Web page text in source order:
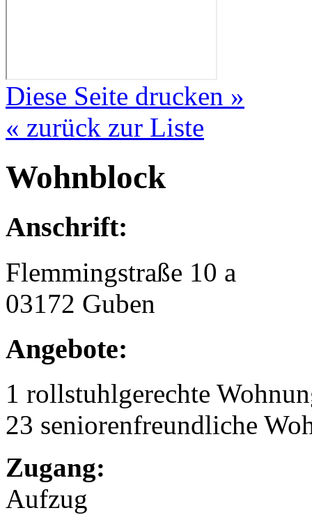
Diese Seite drucken »
« zurück zur Liste
Wohnblock
Anschrift:
Flemmingstraße 10 a
03172 Guben
Angebote:
1 rollstuhlgerechte
23 seniorenfreundliche
Zugang:
Aufzug